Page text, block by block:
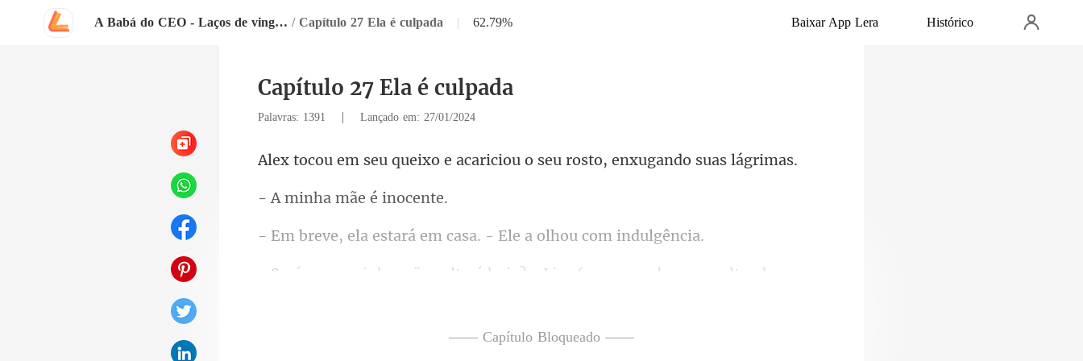
A Babá do CEO - Laços de vingança | Parte 2 / Capítulo 27 Ela é culpada | 62.79% Baixar App Lera Histórico
Capítulo 27 Ela é culpada
Palavras: 1391 | Lançado em: 27/01/2024
e acariciou o seu rosto,
a mãe é
rá em casa. - Ele a
ará hoje? - Liz afrouxou os
s num sorriso para animá-la. - O
—— Capítulo Bloqueado ——